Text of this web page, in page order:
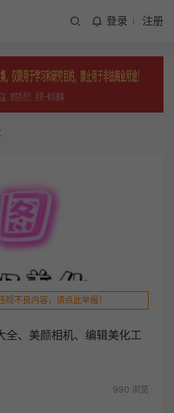
登录 注册
规不良内容，请点此举报！
全、美颜相机、编辑美化工
990 浏览